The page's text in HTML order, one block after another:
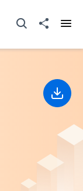
打開搜尋器分享至
下載